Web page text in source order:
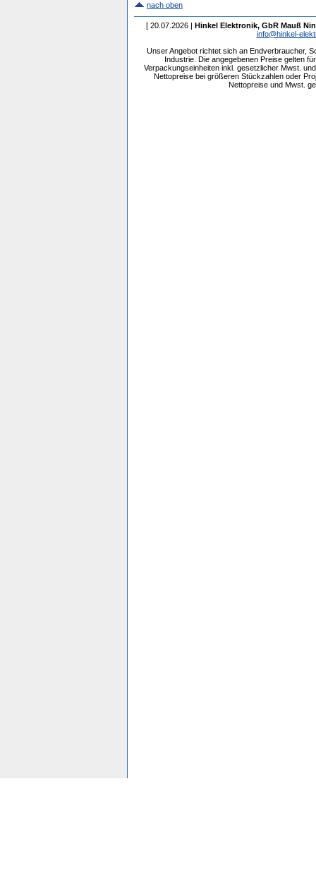
nach oben
[ 20.07.2026 | Hinkel Elektronik, GbR Mauß
info@hinkel-
Unser Angebot richtet sich an Endverbraucher,
Industrie. Die angegebenen Preise gelten
Verpackungseinheiten inkl. gesetzlicher Mwst.
Nettopreise bei größeren Stückzahlen oder
Nettopreise und Mwst.